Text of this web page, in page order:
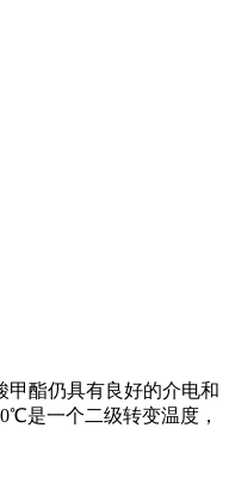
甲酯仍具有良好的介电和
是一个二级转变温度，